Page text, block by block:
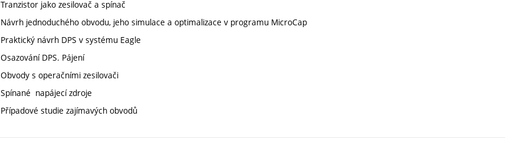
Tranzistor jako zesilovač a spínač
Návrh jednoduchého obvodu, jeho simulace a optimalizace v programu MicroCap
Praktický návrh DPS v systému Eagle
Osazování DPS. Pájení
Obvody s operačními zesilovači
Spínané napájecí zdroje
Případové studie zajímavých obvodů